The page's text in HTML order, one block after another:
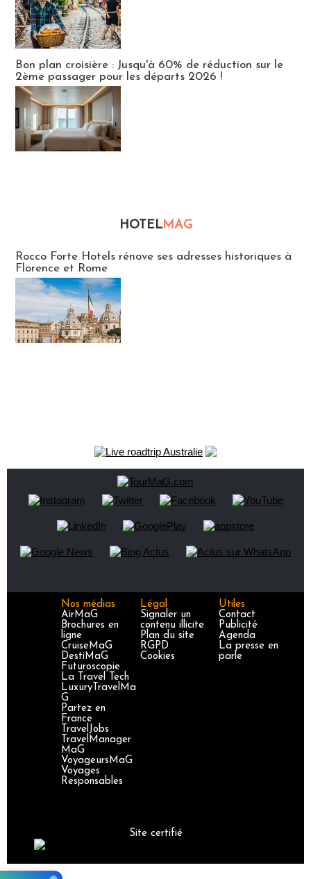
Bon plan croisière : Jusqu'à 60% de réduction sur le
2ème passager pour les départs 2026 !
HOTELMAG
Rocco Forte Hotels rénove ses adresses historiques à
Florence et Rome
Nos médias
AirMaG
Brochures en
ligne
CruiseMaG
DestiMaG
Futuroscopie
La Travel Tech
LuxuryTravelMa
G
Partez en
France
TravelJobs
TravelManager
MaG
VoyageursMaG
Voyages
Responsables
Légal
Signaler un
contenu illicite
Plan du site
RGPD
Cookies
Utiles
Contact
Publicité
Agenda
La presse en
parle
Site certifié